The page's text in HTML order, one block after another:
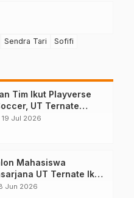
Sendra Tari
Sofifi
Tim Ikut Playverse
UT Ternate
Kolaborasi
19 Jul 2026
Mahasiswa
UT Ternate Ikuti
Jun 2026